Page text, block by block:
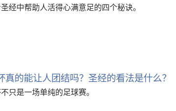
经中帮助人活得心满意足的四个秘诀。
真的能让人团结吗？圣经的看法是什么？
只是一场单纯的足球赛。